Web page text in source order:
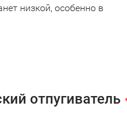
низкой, особенно в
отпугиватель